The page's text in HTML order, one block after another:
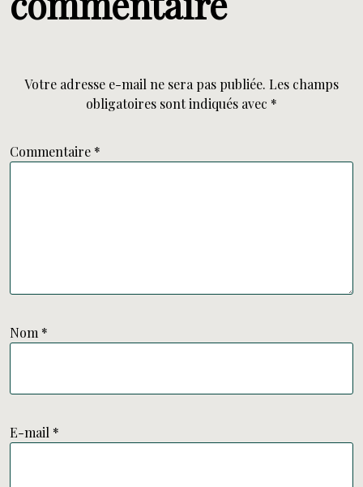
Votre adresse e-mail ne sera pas publiée. Les champs
obligatoires sont indiqués avec *
Commentaire *
Nom *
E-mail *